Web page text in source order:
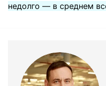
недолго — в среднем